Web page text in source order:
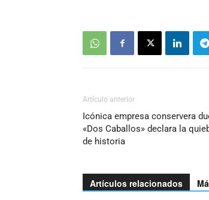
Artículo anterior
Icónica empresa conservera
«Dos Caballos» declara la
de historia
Artículos relacionados